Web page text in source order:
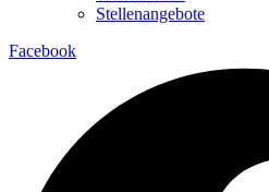
Stellenangebote
Facebook